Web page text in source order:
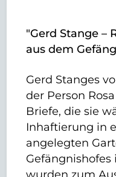
"Gerd Stange –
aus dem
Gerd Stanges
der Person
Briefe, die sie
Inhaftierung in
angelegten
Gefängnishofes
wurden zum